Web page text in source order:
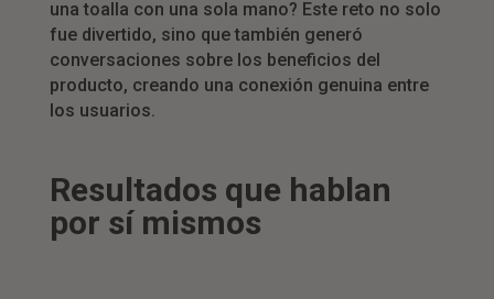
una toalla con una sola mano? Este reto no solo
fue divertido, sino que también generó
conversaciones sobre los beneficios del
producto, creando una conexión genuina entre
los usuarios.
Resultados que hablan
por sí mismos